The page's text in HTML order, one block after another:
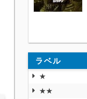
ラベル
★
★★